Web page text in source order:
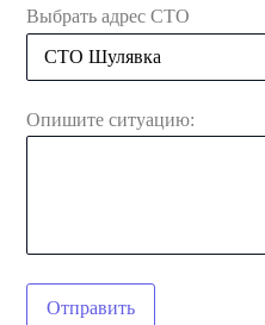
Выбрать адрес СТО
Опишите ситуацию:
Отправить